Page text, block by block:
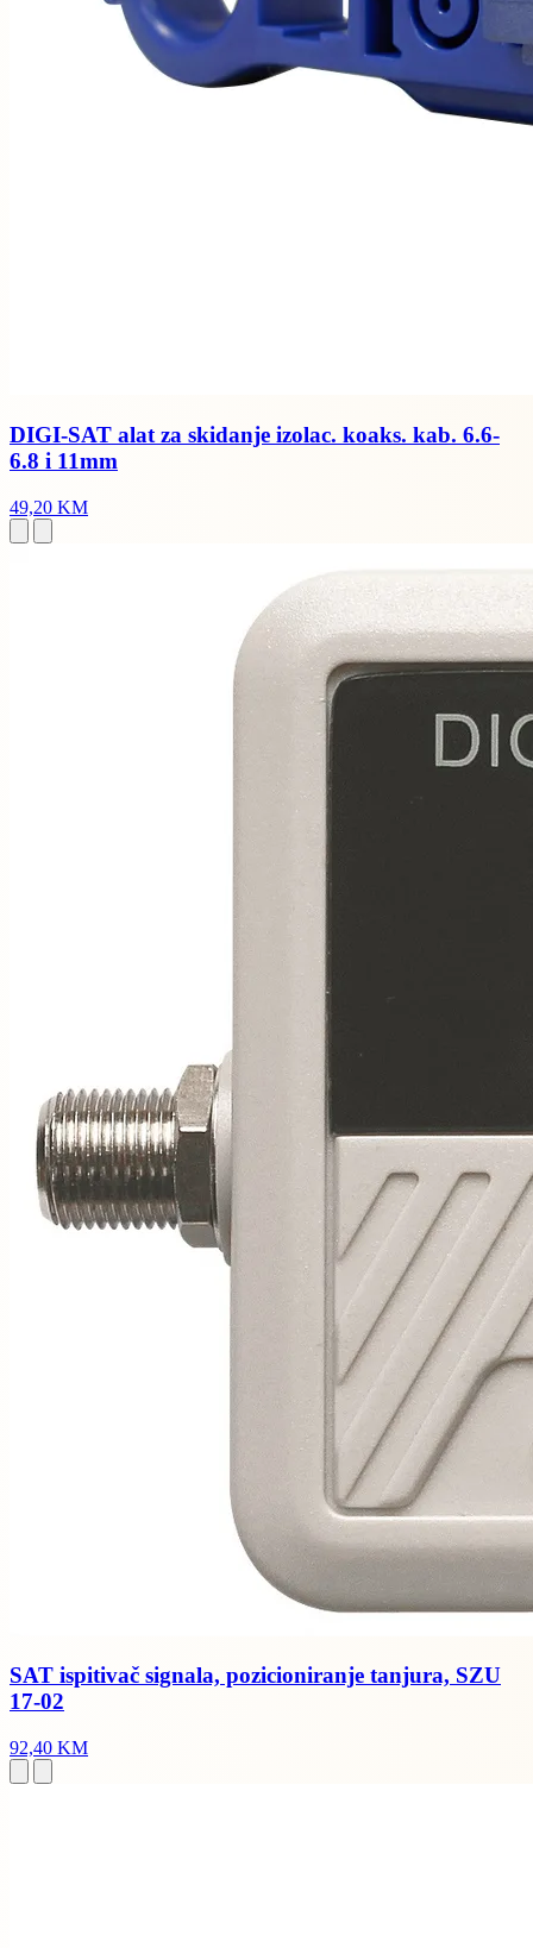
DIGI-SAT alat za skidanje izolac. koaks. kab. 6.6-
6.8 i 11mm
49,20 KM
SAT ispitivač signala, pozicioniranje tanjura, SZU
17-02
92,40 KM